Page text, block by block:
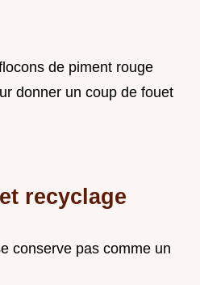
de piment rouge
donner un coup de fouet
recyclage
conserve pas comme un